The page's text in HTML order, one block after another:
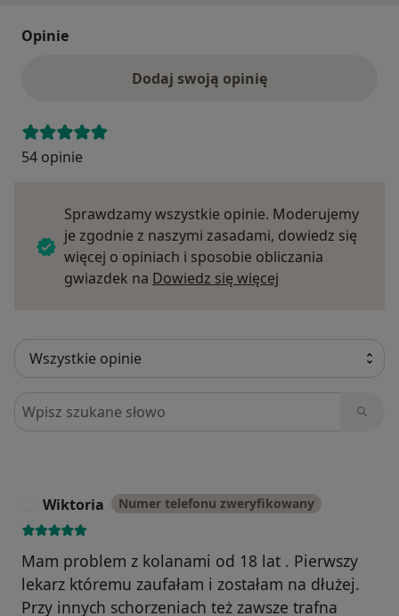
Opinie
Dodaj swoją opinię
54 opinie
Sprawdzamy wszystkie opinie. Moderujemy
je zgodnie z naszymi zasadami, dowiedz się
więcej o opiniach i sposobie obliczania
gwiazdek na Dowiedz się więcej
Szukaj w opiniach
Wiktoria Numer telefonu zweryfikowany
Mam problem z kolanami od 18 lat . Pierwszy
lekarz któremu zaufałam i zostałam na dłużej.
Przy innych schorzeniach też zawsze trafna